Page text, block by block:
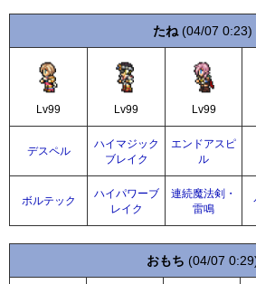
たね (04/07 0:23)
Lv99 Lv99 Lv99
デスペル
ハイマジック
ブレイク
エンドアスピ
ル
ボルテック
ハイパワーブ
レイク
連続魔法剣・
雷鳴
おもち (04/07